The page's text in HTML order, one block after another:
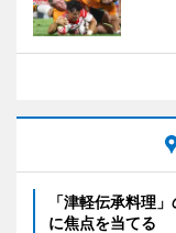
「津軽伝承料理
に焦点を当てる